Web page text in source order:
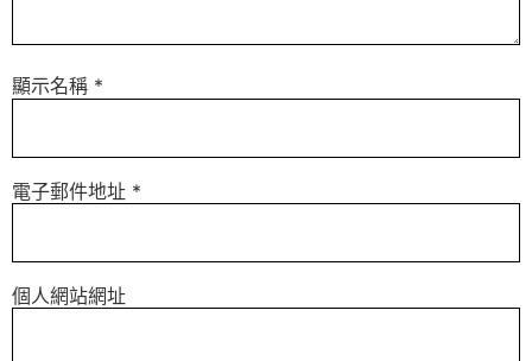
顯示名稱 *
電子郵件地址 *
個人網站網址